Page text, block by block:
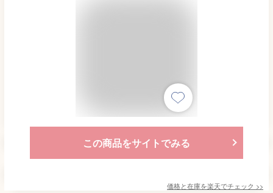
この商品をサイトでみる
価格と在庫を楽天でチェック >>